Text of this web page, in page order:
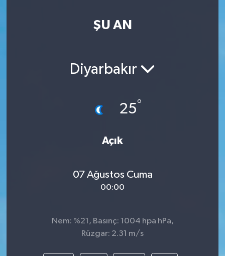
ŞU AN
Diyarbakır
25°
Açık
07 Ağustos Cuma
00:00
Nem: %21, Basınç: 1004 hpa hPa,
Rüzgar: 2.31 m/s
Son Dakika Haberleri